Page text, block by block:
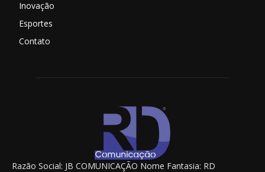
Inovação
Esportes
Contato
Razão Social: JB COMUNICAÇÃO Nome Fantasia: RD